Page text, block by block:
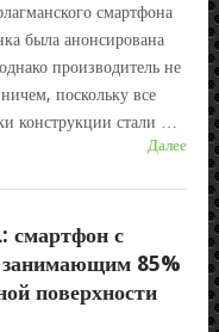
смартфона
была анонсирована
производитель не
поскольку все
конструкции стали …
Далее
смартфон с
занимающим 85%
поверхности